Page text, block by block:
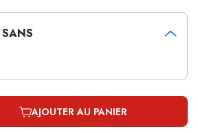
AJOUTER AU PANIER